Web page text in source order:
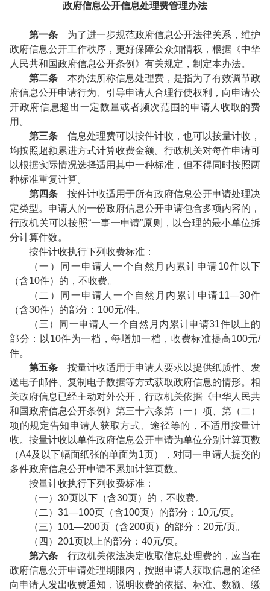
政府信息公开信息处理费管理办法
第一条 为了进一步规范政府信息公开法律关系，维护
政府信息公开工作秩序，更好保障公众知情权，根据《中华
人民共和国政府信息公开条例》有关规定，制定本办法。
第二条 本办法所称信息处理费，是指为了有效调节政
府信息公开申请行为、引导申请人合理行使权利，向申请公
开政府信息超出一定数量或者频次范围的申请人收取的费
用。
第三条 信息处理费可以按件计收，也可以按量计收，
均按照超额累进方式计算收费金额。行政机关对每件申请可
以根据实际情况选择适用其中一种标准，但不得同时按照两
种标准重复计算。
第四条 按件计收适用于所有政府信息公开申请处理决
定类型。申请人的一份政府信息公开申请包含多项内容的，
行政机关可以按照“一事一申请”原则，以合理的最小单位拆
分计算件数。
按件计收执行下列收费标准：
（一）同一申请人一个自然月内累计申请10件以下
（含10件）的，不收费。
（二）同一申请人一个自然月内累计申请11—30件
（含30件）的部分：100元/件。
（三）同一申请人一个自然月内累计申请31件以上的
部分：以10件为一档，每增加一档，收费标准提高100元/
件。
第五条 按量计收适用于申请人要求以提供纸质件、发
送电子邮件、复制电子数据等方式获取政府信息的情形。相
关政府信息已经主动对外公开，行政机关依据《中华人民共
和国政府信息公开条例》第三十六条第（一）项、第（二）
项的规定告知申请人获取方式、途径等的，不适用按量计
收。按量计收以单件政府信息公开申请为单位分别计算页数
（A4及以下幅面纸张的单面为1页），对同一申请人提交的
多件政府信息公开申请不累加计算页数。
按量计收执行下列收费标准：
（一）30页以下（含30页）的，不收费。
（二）31—100页（含100页）的部分：10元/页。
（三）101—200页（含200页）的部分：20元/页。
（四）201页以上的部分：40元/页。
第六条 行政机关依法决定收取信息处理费的，应当在
政府信息公开申请处理期限内，按照申请人获取信息的途径
向申请人发出收费通知，说明收费的依据、标准、数额、缴